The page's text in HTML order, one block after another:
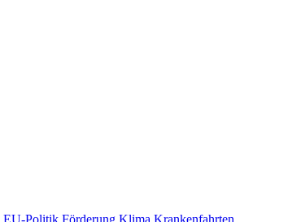
EU-Politik Förderung Klima Krankenfahrten